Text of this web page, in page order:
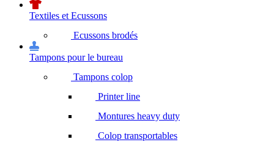
Textiles et Ecussons
Ecussons brodés
Tampons pour le bureau
Tampons colop
Printer line
Montures heavy duty
Colop transportables